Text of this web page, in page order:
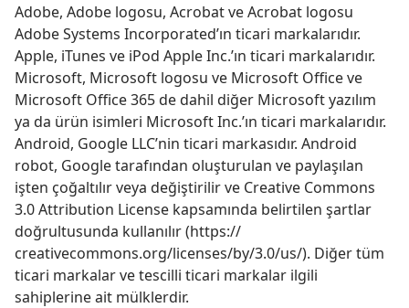
Adobe, Adobe logosu, Acrobat ve Acrobat logosu
Adobe Systems Incorporated’ın ticari markalarıdır.
Apple, iTunes ve iPod Apple Inc.’ın ticari markalarıdır.
Microsoft, Microsoft logosu ve Microsoft Office ve
Microsoft Office 365 de dahil diğer Microsoft yazılım
ya da ürün isimleri Microsoft Inc.’ın ticari markalarıdır.
Android, Google LLC’nin ticari markasıdır. Android
robot, Google tarafından oluşturulan ve paylaşılan
işten çoğaltılır veya değiştirilir ve Creative Commons
3.0 Attribution License kapsamında belirtilen şartlar
doğrultusunda kullanılır (https:/​/​
creativecommons.org/​licenses/​by/3.0/​us/​). Diğer tüm
ticari markalar ve tescilli ticari markalar ilgili
sahiplerine ait mülklerdir.